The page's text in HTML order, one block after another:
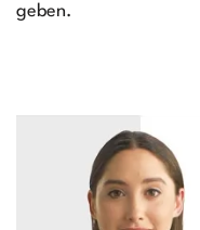
geben.